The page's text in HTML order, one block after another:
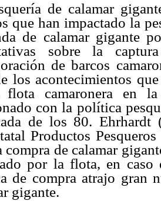
de calamar
que han impactado la
de calamar gigante
sobre la
de barcos
los acontecimientos
camaronera en la
con la política
de los 80. Ehrhardt
Productos
compra de calamar
por la flota, en caso
de compra atrajo gran
gigante.